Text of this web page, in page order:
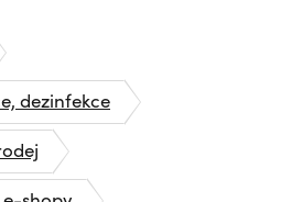
dezinfekce